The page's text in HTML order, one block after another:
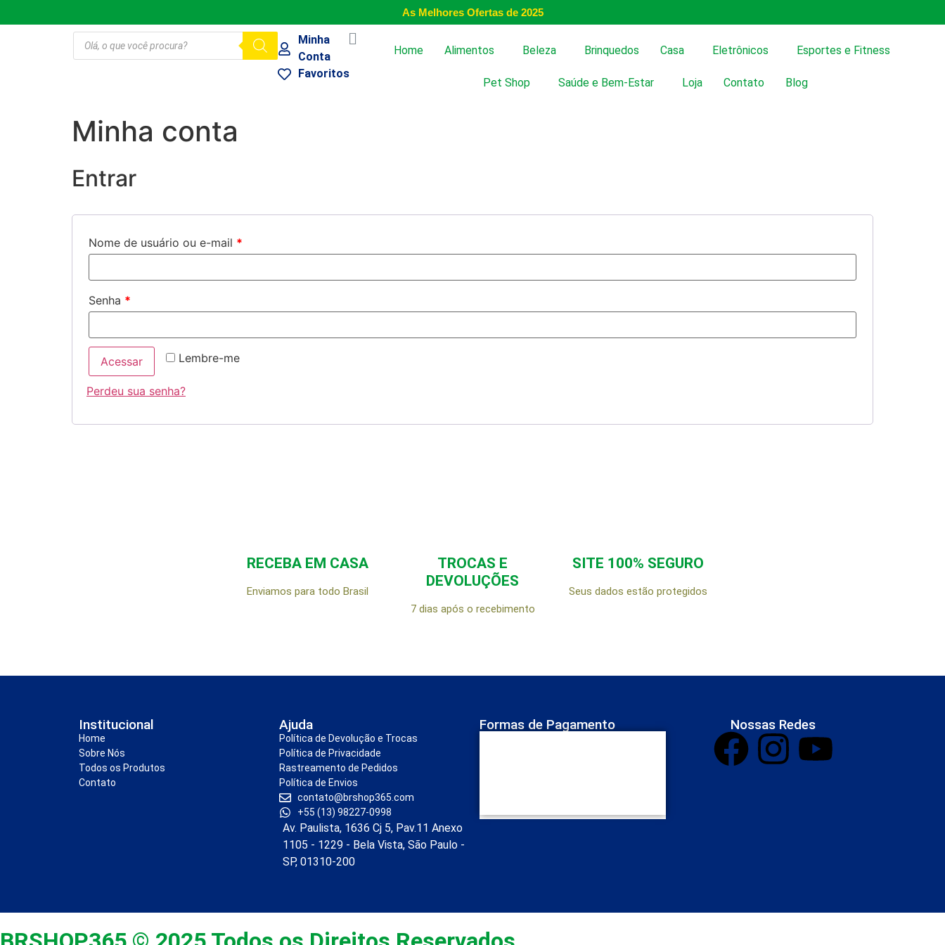
As Melhores Ofertas de 2025
Minha
Conta
Favoritos
Home Alimentos Beleza Brinquedos Casa Eletrônicos Esportes e Fitness
Pet Shop Saúde e Bem-Estar Loja Contato Blog
Minha conta
Entrar
Nome de usuário ou e-mail *
Senha *
Lembre-me
Acessar
Perdeu sua senha?
RECEBA EM CASA
Enviamos para todo Brasil
TROCAS E
DEVOLUÇÕES
7 dias após o recebimento
SITE 100% SEGURO
Seus dados estão protegidos
Institucional
Home
Sobre Nós
Todos os Produtos
Contato
Ajuda
Política de Devolução e Trocas
Política de Privacidade
Rastreamento de Pedidos
Política de Envios
contato@brshop365.com
+55 (13) 98227-0998
Av. Paulista, 1636 Cj 5, Pav.11 Anexo
1105 - 1229 - Bela Vista, São Paulo -
SP, 01310-200
Formas de Pagamento Nossas Redes